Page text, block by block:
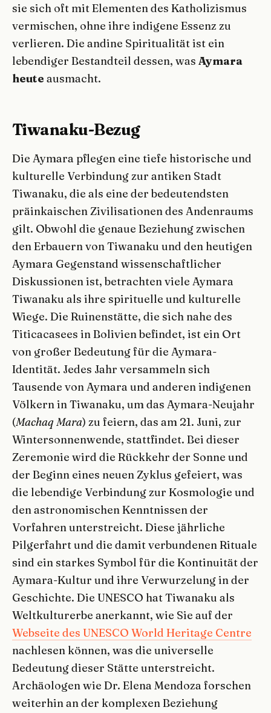
sie sich oft mit Elementen des Katholizismus
vermischen, ohne ihre indigene Essenz zu
verlieren. Die andine Spiritualität ist ein
lebendiger Bestandteil dessen, was Aymara
heute ausmacht.
Tiwanaku-Bezug
Die Aymara pflegen eine tiefe historische und
kulturelle Verbindung zur antiken Stadt
Tiwanaku, die als eine der bedeutendsten
präinkaischen Zivilisationen des Andenraums
gilt. Obwohl die genaue Beziehung zwischen
den Erbauern von Tiwanaku und den heutigen
Aymara Gegenstand wissenschaftlicher
Diskussionen ist, betrachten viele Aymara
Tiwanaku als ihre spirituelle und kulturelle
Wiege. Die Ruinenstätte, die sich nahe des
Titicacasees in Bolivien befindet, ist ein Ort
von großer Bedeutung für die Aymara-
Identität. Jedes Jahr versammeln sich
Tausende von Aymara und anderen indigenen
Völkern in Tiwanaku, um das Aymara-Neujahr
(Machaq Mara) zu feiern, das am 21. Juni, zur
Wintersonnenwende, stattfindet. Bei dieser
Zeremonie wird die Rückkehr der Sonne und
der Beginn eines neuen Zyklus gefeiert, was
die lebendige Verbindung zur Kosmologie und
den astronomischen Kenntnissen der
Vorfahren unterstreicht. Diese jährliche
Pilgerfahrt und die damit verbundenen Rituale
sind ein starkes Symbol für die Kontinuität der
Aymara-Kultur und ihre Verwurzelung in der
Geschichte. Die UNESCO hat Tiwanaku als
Weltkulturerbe anerkannt, wie Sie auf der
Webseite des UNESCO World Heritage Centre
nachlesen können, was die universelle
Bedeutung dieser Stätte unterstreicht.
Archäologen wie Dr. Elena Mendoza forschen
weiterhin an der komplexen Beziehung